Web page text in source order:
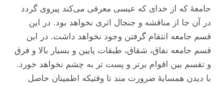
جامعۀ که از خدای که عیسی معرفی می‌کند پیروی گردد
در آن جا از مناقشه و جنجال اثری نخواهد بود. در این
قسم جامعه انتقام گرفتن وجود نخواهد داشت. در این
قسم جامعه نفاق، شقاق، طبقات پایین و بسیار بالا و فرق
و تقسم بین اقوام برتر و پست تر به چشم نخواهد خورد.
با دیدن همسایۀ ضرورت مند تا وقتیکه اطمینان حاصل